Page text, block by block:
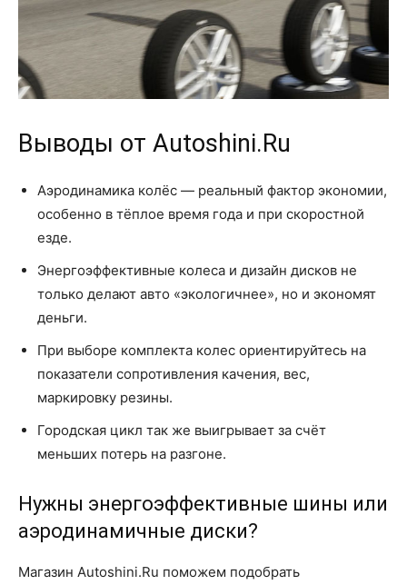
Выводы от Autoshini.Ru
Аэродинамика колёс — реальный фактор экономии,
особенно в тёплое время года и при скоростной
езде.
Энергоэффективные колеса и дизайн дисков не
только делают авто «экологичнее», но и экономят
деньги.
При выборе комплекта колес ориентируйтесь на
показатели сопротивления качения, вес,
маркировку резины.
Городская цикл так же выигрывает за счёт
меньших потерь на разгоне.
Нужны энергоэффективные шины или
аэродинамичные диски?
Магазин Autoshini.Ru поможем подобрать